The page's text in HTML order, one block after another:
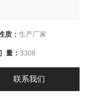
质： 生产厂家
量： 3308
联系我们